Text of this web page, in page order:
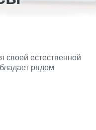
естественной
рядом